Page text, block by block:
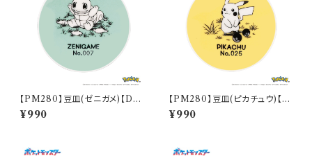
【PM280】豆皿(ゼニガメ)【Dail
y Sketch】PM283-333
¥990
【PM280】豆皿(ピカチュウ)【D
aily Sketch】PM284-333
¥990